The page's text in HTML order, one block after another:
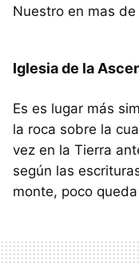
Nuestro en mas
Iglesia de la
Es es lugar más
la roca sobre la
vez en la Tierra
según las
monte, poco